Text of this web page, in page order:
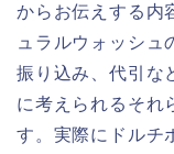
からお伝えする内
ュラルウォッシュ
振り込み、代引な
に考えられるそれ
す。実際にドルチ